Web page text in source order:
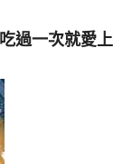
過一次就愛